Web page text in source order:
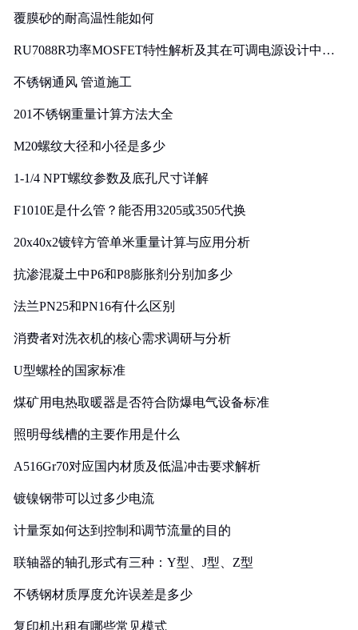
覆膜砂的耐高温性能如何
RU7088R功率MOSFET特性解析及其在可调电源设计中的
不锈钢通风 管道施工
201不锈钢重量计算方法大全
M20螺纹大径和小径是多少
1-1/4 NPT螺纹参数及底孔尺寸详解
F1010E是什么管？能否用3205或3505代换
20x40x2镀锌方管单米重量计算与应用分析
抗渗混凝土中P6和P8膨胀剂分别加多少
法兰PN25和PN16有什么区别
消费者对洗衣机的核心需求调研与分析
U型螺栓的国家标准
煤矿用电热取暖器是否符合防爆电气设备标准
照明母线槽的主要作用是什么
A516Gr70对应国内材质及低温冲击要求解析
镀镍钢带可以过多少电流
计量泵如何达到控制和调节流量的目的
联轴器的轴孔形式有三种：Y型、J型、Z型
不锈钢材质厚度允许误差是多少
复印机出租有哪些常见模式